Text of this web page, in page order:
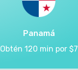
Panamá
Obtén 120 min por $7